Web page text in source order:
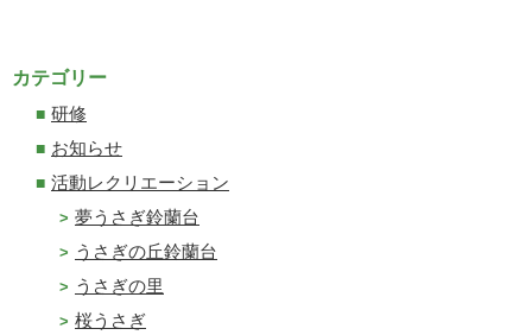
カテゴリー
研修
お知らせ
活動レクリエーション
夢うさぎ鈴蘭台
うさぎの丘鈴蘭台
うさぎの里
桜うさぎ